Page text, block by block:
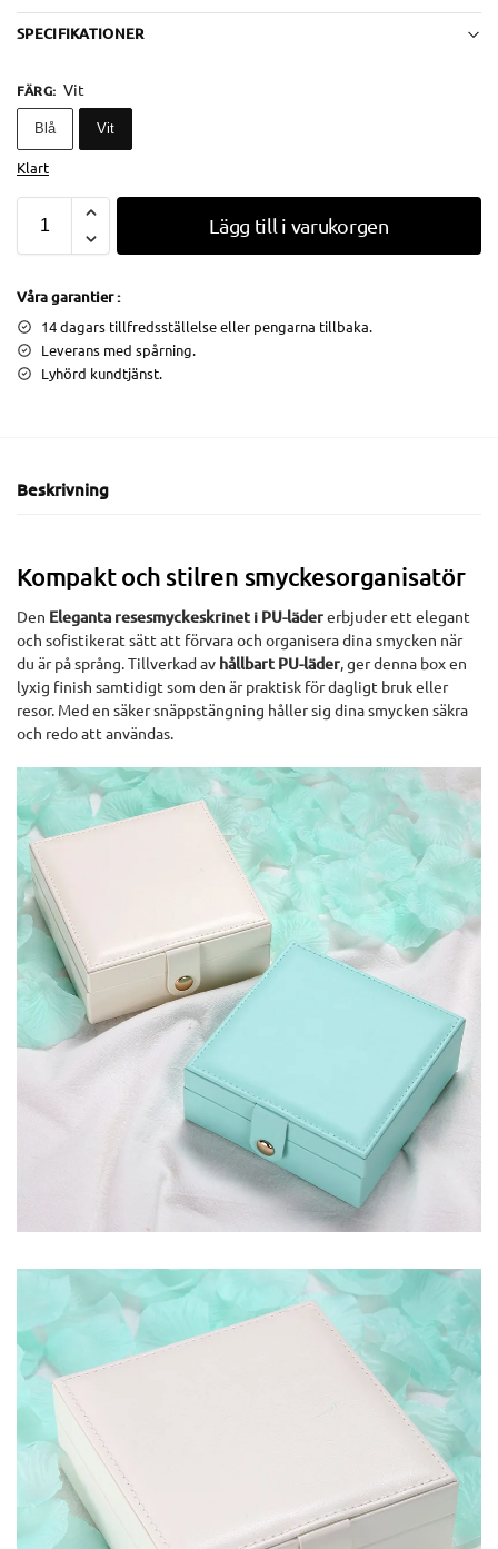
SPECIFIKATIONER
FÄRG: Vit
Blå Vit
Klart
Lägg till i varukorgen
Våra garantier :
14 dagars tillfredsställelse eller pengarna tillbaka.
Leverans med spårning.
Lyhörd kundtjänst.
Beskrivning
Kompakt och stilren smyckesorganisatör
Den Eleganta resesmyckeskrinet i PU-lädererbjuder ett elegant
och sofistikerat sätt att förvara och organisera dina smycken när
du är på språng. Tillverkad av hållbart PU-läder, ger denna box en
lyxig finish samtidigt som den är praktisk för dagligt bruk eller
resor. Med en säker snäppstängning håller sig dina smycken säkra
och redo att användas.